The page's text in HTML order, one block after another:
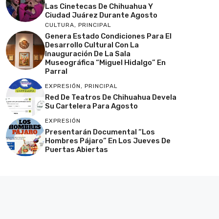
Las Cinetecas De Chihuahua Y
Ciudad Juárez Durante Agosto
CULTURA, PRINCIPAL
Genera Estado Condiciones Para El
Desarrollo Cultural Con La
Inauguración De La Sala
Museográfica “Miguel Hidalgo” En
Parral
EXPRESIÓN, PRINCIPAL
Red De Teatros De Chihuahua Devela
Su Cartelera Para Agosto
EXPRESIÓN
Presentarán Documental “Los
Hombres Pájaro” En Los Jueves De
Puertas Abiertas